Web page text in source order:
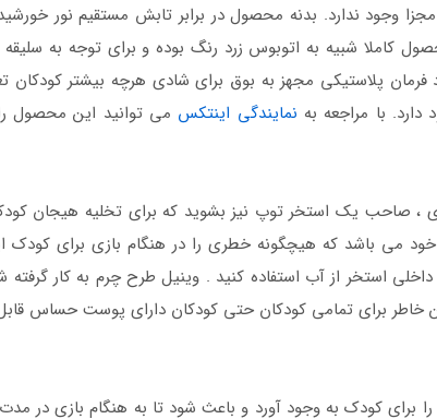
وجود ندارد. بدنه محصول در برابر تابش مستقیم نور
کاملا شبیه به اتوبوس زرد رنگ بوده و برای توجه به
پلاستیکی مجهز به بوق برای شادی هرچه بیشتر کودکان
با مراجعه به نمایندگی اینتکس می توانید این محصول
، صاحب یک استخر توپ نیز بشوید که برای تخلیه هیجان
می باشد که هیچگونه خطری را در هنگام بازی برای کودک
استخر از آب استفاده کنید . وینیل طرح چرم به کار گرفته
خاطر برای تمامی کودکان حتی کودکان دارای پوست حساس
کودک به وجود آورد و باعث شود تا به هنگام بازی در مدت